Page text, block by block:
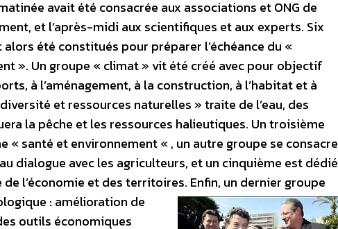
avait été consacrée aux associations et ONG de
et l’après-midi aux scientifiques et aux experts. Six
été constitués pour préparer l’échéance du «
». Un groupe « climat » vit été créé avec pour objectif
à l’aménagement, à la construction, à l’habitat et à
et ressources naturelles » traite de l’eau, des
la pêche et les ressources halieutiques. Un troisième
« santé et environnement « , un autre groupe se consacre
dialogue avec les agriculteurs, et un cinquième est dédié
l’économie et des territoires. Enfin, un dernier groupe
: amélioration de
outils économiques